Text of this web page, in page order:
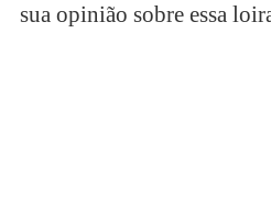
sua opinião sobre essa